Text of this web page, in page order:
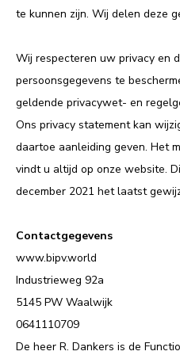
te kunnen zijn. Wij delen deze
Wij respecteren uw privacy en
persoonsgegevens te
geldende privacywet- en
Ons privacy statement kan
daartoe aanleiding geven. Het
vindt u altijd op onze website.
december 2021 het laatst
Contactgegevens
www.bipv.world
Industrieweg 92a
5145 PW Waalwijk
0641110709
De heer R. Dankers is de